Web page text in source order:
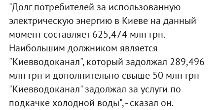
"Долг потребителей за использованную
электрическую энергию в Киеве на данный
момент составляет 625,474 млн грн.
Наибольшим должником является
"Киевводоканал", который задолжал 289,496
млн грн и дополнительно свыше 50 млн грн
"Киевводоканал" задолжал за услуги по
подкачке холодной воды", - сказал он.